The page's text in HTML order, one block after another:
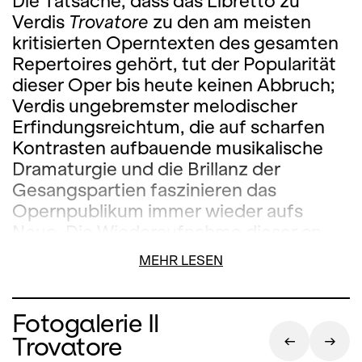
Verdis Trovatore zu den am meisten
kritisierten Operntexten des gesamten
Repertoires gehört, tut der Popularität
dieser Oper bis heute keinen Abbruch;
Verdis ungebremster melodischer
Erfindungsreichtum, die auf scharfen
Kontrasten aufbauende musikalische
Dramaturgie und die Brillanz der
Gesangspartien faszinieren das
Opernpublikum immer wieder aufs
dramatischen Höhepunkten so reichen
Oper bringt ein Wiedersehen mit dem
Zürcher Publikumsliebling Elena Mosuc
als Leonora. Ihr Bühnenpartner ist
Stefano La Colla, der die Partie des
MEHR LESEN
Fotogalerie Il
Trovatore